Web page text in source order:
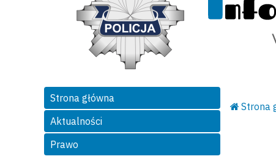
Strona główna
Aktualności
Prawo
Strona